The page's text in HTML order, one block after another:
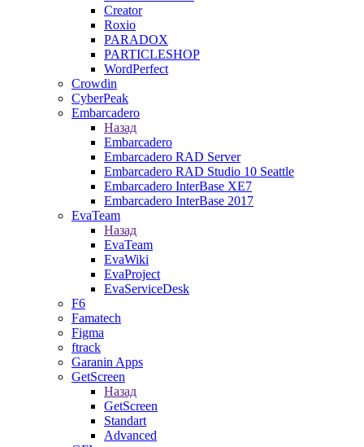
Creator
Roxio
PARADOX
PARTICLESHOP
WordPerfect
Crowdin
CyberPeak
Embarcadero
Назад
Embarcadero
Embarcadero RAD Server
Embarcadero RAD Studio 10 Seattle
Embarcadero InterBase XE7
Embarcadero InterBase 2017
EvaTeam
Назад
EvaTeam
EvaWiki
EvaProject
EvaServiceDesk
F6
Famatech
Figma
ftrack
Garanin Apps
GetScreen
Назад
GetScreen
Standart
Advanced